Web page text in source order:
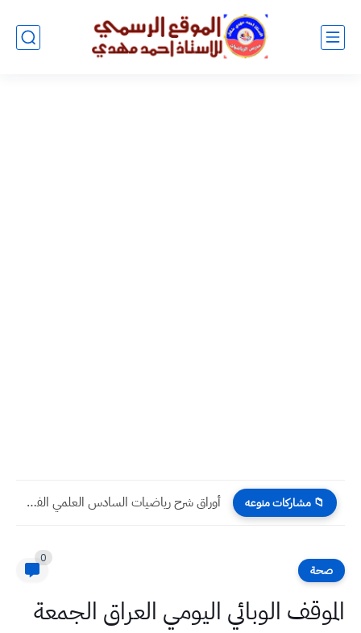
📁 مشاركات منوعه أوراق شرح رياضيات السادس العلمي الفصل الأول مرافق الاعداد المركبة...
صحة
0
الموقف الوبائي اليومي العراق الجمعة